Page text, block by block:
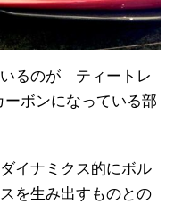
るのが「ティートレ
ボンになっている部
イナミクス的にボル
を生み出すものとの